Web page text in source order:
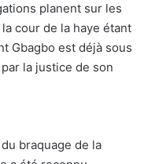
planent sur les
cour de la haye étant
Gbagbo est déjà sous
la justice de son
braquage de la